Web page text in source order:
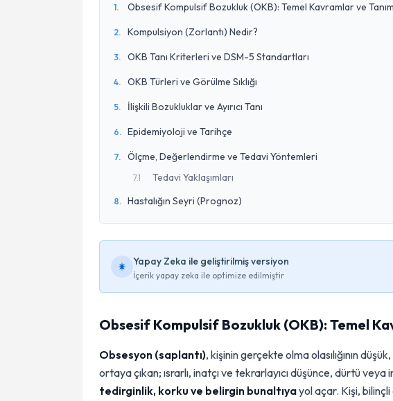
1. Obsesif Kompulsif Bozukluk (OKB): Temel Kavramlar ve
2. Kompulsiyon (Zorlantı) Nedir?
3. OKB Tanı Kriterleri ve DSM-5 Standartları
4. OKB Türleri ve Görülme Sıklığı
5. İlişkili Bozukluklar ve Ayırıcı Tanı
6. Epidemiyoloji ve Tarihçe
7. Ölçme, Değerlendirme ve Tedavi Yöntemleri
7.1 Tedavi Yaklaşımları
8. Hastalığın Seyri (Prognoz)
Yapay Zeka ile geliştirilmiş versiyon
İçerik yapay zeka ile optimize edilmiştir
Obsesif Kompulsif Bozukluk (OKB): Temel
Obsesyon (saplantı), kişinin gerçekte olma olasılığının
ortaya çıkan; ısrarlı, inatçı ve tekrarlayıcı düşünce, dürtü
tedirginlik, korku ve belirgin bunaltıyayol açar. Kişi,